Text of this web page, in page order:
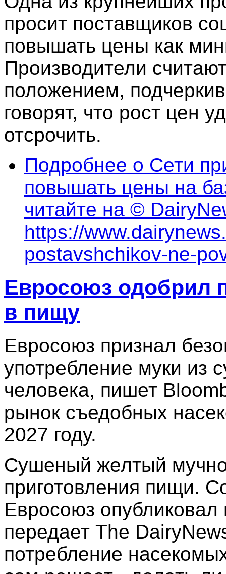
просит поставщиков
повышать цены как
Производители
положением,
говорят, что рост цен
отсрочить.
Подробнее о Сети
повышать цены на
читайте на ©
https://
postavshchikov-ne-
Евросоюз одобрил
в пищу
Евросоюз признал
употребление муки из
человека, пишет
рынок съедобных
2027 году.
Сушеный желтый
приготовления пищи.
Евросоюз
передает The
потребление